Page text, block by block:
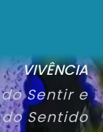
VIVÊNCIA
Sentir e
do Sentido